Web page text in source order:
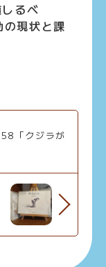
るべ
現状と課
「クジラが